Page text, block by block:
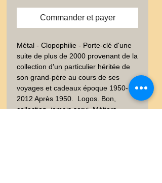
Commander et payer
Métal - Clopophilie - Porte-clé d'une
suite de plus de 2000 provenant de la
collection d'un particulier héritée de
son grand-père au cours de ses
voyages et cadeaux époque 1950-
2012 Après 1950.  Logos. Bon,
collection, jamais servi. Métiers,